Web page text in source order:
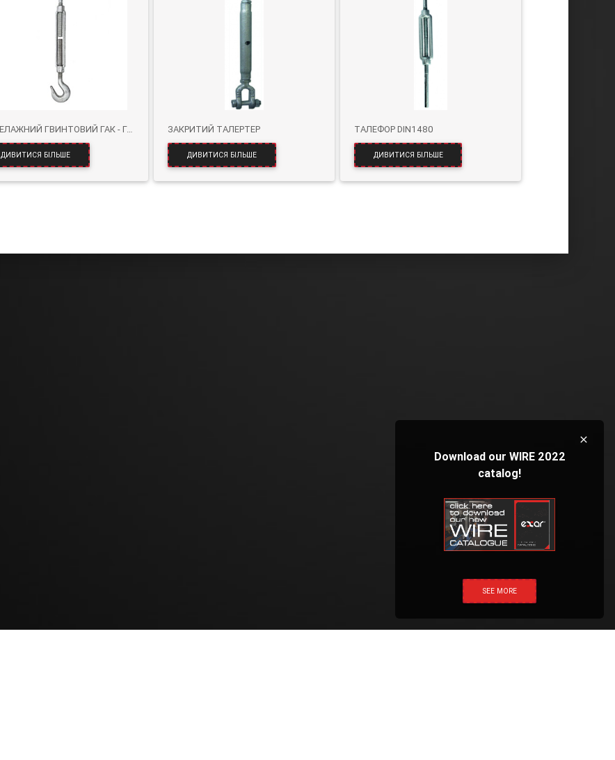
ТАКЕЛАЖНИЙ ГВИНТОВИЙ ГАК - ГАК
ДИВИТИСЯ БІЛЬШЕ
ЗАКРИТИЙ ТАЛЕРТЕР
ДИВИТИСЯ БІЛЬШЕ
ТАЛЕФОР DIN1480
ДИВИТИСЯ БІЛЬШЕ
Download our WIRE 2022
catalog!
SEE MORE